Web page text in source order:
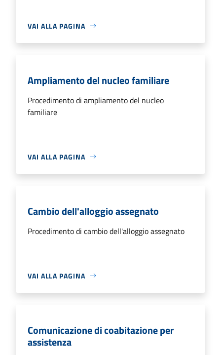
VAI ALLA PAGINA
Ampliamento del nucleo familiare
Procedimento di ampliamento del nucleo
familiare
VAI ALLA PAGINA
Cambio dell'alloggio assegnato
Procedimento di cambio dell'alloggio assegnato
VAI ALLA PAGINA
Comunicazione di coabitazione per
assistenza